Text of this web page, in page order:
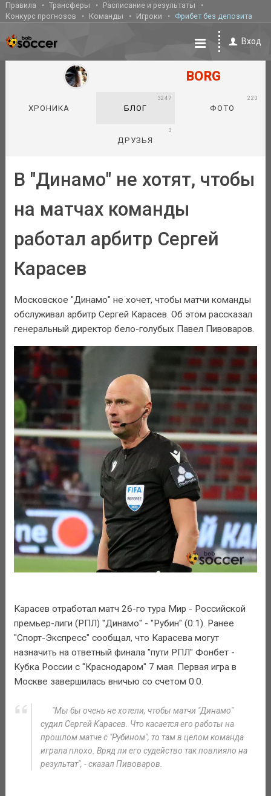
Правила Трансферы
Расписание и результаты
Конкурс прогнозов
Команды Игроки Фрибет без депозита
Вход
BORG
ХРОНИКА БЛОГ
3247
ФОТО
220
ДРУЗЬЯ
3
В "Динамо" не хотят, чтобы
на матчах команды
работал арбитр Сергей
Карасев
Московское "Динамо" не хочет, чтобы матчи команды
обслуживал арбитр Сергей Карасев. Об этом рассказал
генеральный директор бело-голубых Павел Пивоваров.
Карасев отработал матч 26-го тура Мир - Российской
премьер-лиги (РПЛ) "Динамо" - "Рубин" (0:1). Ранее
"Спорт-Экспресс" сообщал, что Карасева могут
назначить на ответный финала "пути РПЛ" Фонбет -
Кубка России с "Краснодаром" 7 мая. Первая игра в
Москве завершилась вничью со счетом 0:0.
"Мы бы очень не хотели, чтобы матчи "Динамо"
судил Сергей Карасев. Что касается его работы на
прошлом матче с "Рубином", то там в целом команда
играла плохо. Вряд ли его судейство так повлияло на
результат", - сказал Пивоваров.